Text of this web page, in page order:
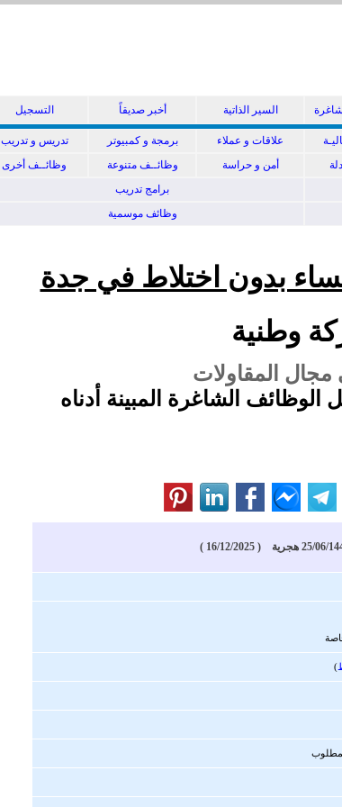
السير الذاتية أخبر صديقاً التسجيل
علاقات و عملاء برمجة و كمبيوتر
تدريس و تدريب
أمن و حراسة وظائــف متنوعة
وظائــف أخرى
برامج تدريب
وظائف موسمية
بدون اختلاط في جدة
وطنية
المقاولات
الشاغرة المبينة أدناه
)